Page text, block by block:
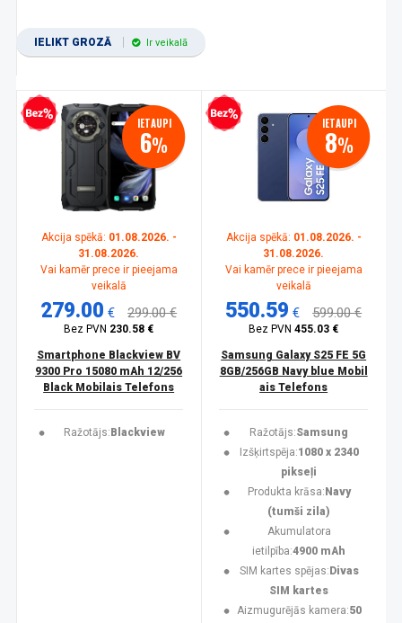
IELIKT GROZĀ Ir veikalā
kredīts IETAUPI
6%
Akcija spēkā: 01.08.2026. -
31.08.2026.
Vai kamēr prece ir pieejama
veikalā
279.00 € 299.00 €
Bez PVN 230.58 €
Smartphone Blackview BV
9300 Pro 15080 mAh 12/256
Black Mobilais Telefons
Ražotājs: Blackview
Bezprocentu kredīts IETAUPI
8%
Akcija spēkā: 01.08.2026. -
31.08.2026.
Vai kamēr prece ir pieejama
veikalā
550.59 € 599.00 €
Bez PVN455.03 €
Samsung Galaxy S25 FE 5G
8GB/256GB Navy blue Mobil
ais Telefons
Ražotājs:Samsung
Izšķirtspēja:1080 x 2340
pikseļi
Produkta krāsa: Navy
(tumši zila)
Akumulatora
ietilpība:4900 mAh
SIM kartes spējas: Divas
SIM kartes
Aizmugurējās kamera:50